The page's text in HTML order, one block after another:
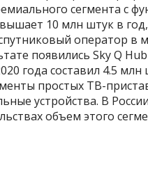
сегмента с
10 млн штук в
оператор в
появились Sky Q
года составил 4.5
простых ТВ-
устройства. В
объем этого